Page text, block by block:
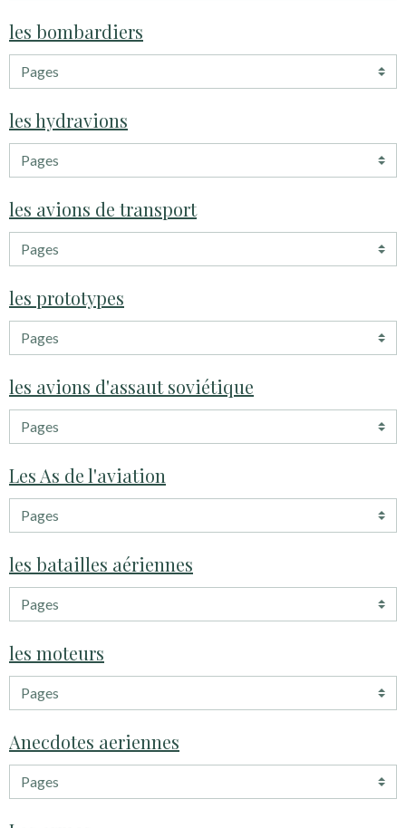
les bombardiers
les hydravions
les avions de transport
les prototypes
les avions d'assaut soviétique
Les As de l'aviation
les batailles aériennes
les moteurs
Anecdotes aeriennes